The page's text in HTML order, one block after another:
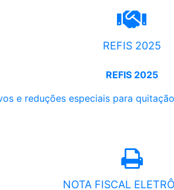
REFIS 2025
REFIS 2025
e reduções especiais para
NOTA FISCAL